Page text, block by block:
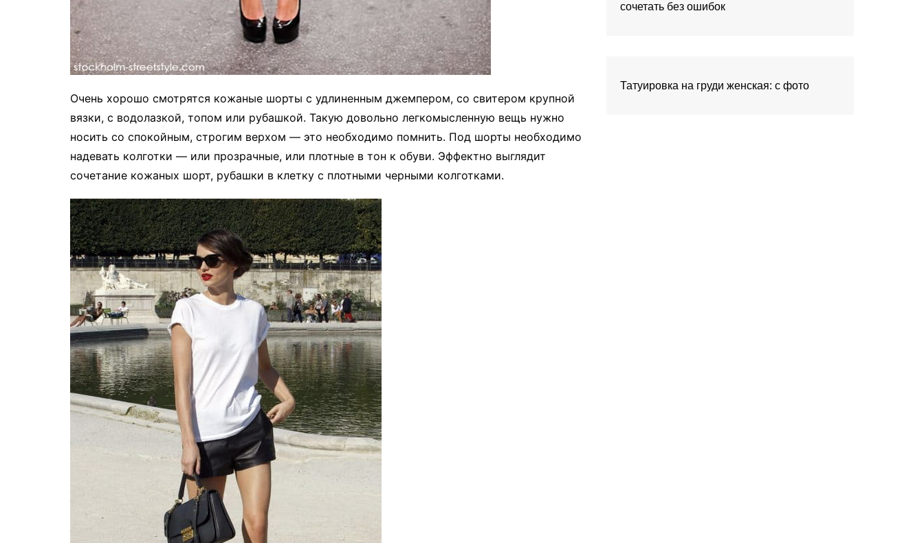
Очень хорошо смотрятся кожаные шорты с удлиненным джемпером, со свитером крупной
вязки, с водолазкой, топом или рубашкой. Такую довольно легкомысленную вещь нужно
носить со спокойным, строгим верхом — это необходимо помнить. Под шорты необходимо
надевать колготки — или прозрачные, или плотные в тон к обуви. Эффектно выглядит
сочетание кожаных шорт, рубашки в клетку с плотными черными колготками.
сочетать без ошибок
Татуировка на груди женская: с фото